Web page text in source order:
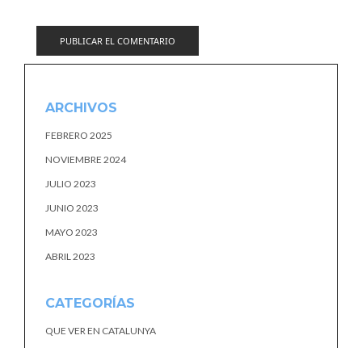
ARCHIVOS
FEBRERO 2025
NOVIEMBRE 2024
JULIO 2023
JUNIO 2023
MAYO 2023
ABRIL 2023
CATEGORÍAS
QUE VER EN CATALUNYA